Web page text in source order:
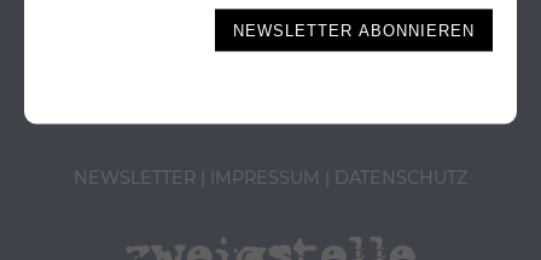
88299 Leutkirch
Tel. 07561-9834566
NEWSLETTER IMPRESSUM DATENSCHUTZ
NEWSLETTER ABONNIEREN